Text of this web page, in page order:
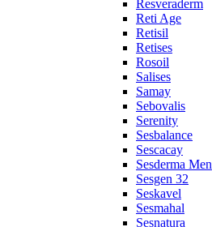
Resveraderm
Reti Age
Retisil
Retises
Rosoil
Salises
Samay
Sebovalis
Serenity
Sesbalance
Sescacay
Sesderma Men
Sesgen 32
Seskavel
Sesmahal
Sesnatura